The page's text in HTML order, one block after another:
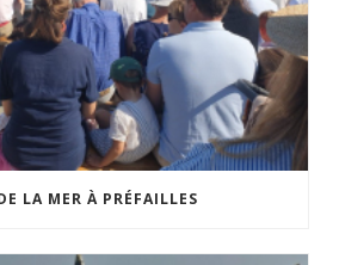
LA MER À PRÉFAILLES